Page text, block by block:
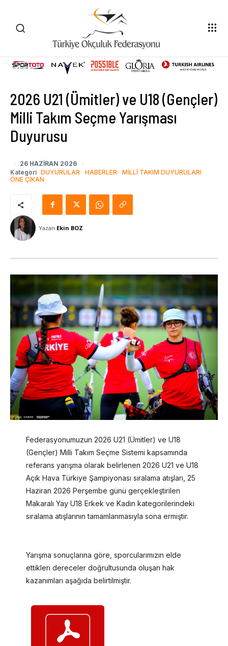
2026 U21 (Ümitler) ve U18 (Gençler)
Milli Takım Seçme Yarışması
Duyurusu
26 HAZIRAN 2026
Kategori DUYURULAR HABERLER
MILLI TAKIM DUYURULARI
ÖNE ÇIKAN
Yazan Ekin BOZ
Federasyonumuzun 2026 U21 (Ümitler) ve U18
(Gençler) Milli Takım Seçme Sistemi kapsamında
referans yarışma olarak belirlenen 2026 U21 ve U18
Açık Hava Türkiye Şampiyonası sıralama atışları, 25
Haziran 2026 Perşembe günü gerçekleştirilen
Makaralı Yay U18 Erkek ve Kadın kategorilerindeki
sıralama atışlarının tamamlanmasıyla sona ermiştir.
Yarışma sonuçlarına göre, sporcularımızın elde
ettikleri dereceler doğrultusunda oluşan hak
kazanımları aşağıda belirtilmiştir.